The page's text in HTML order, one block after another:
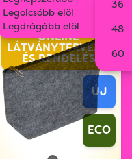
Legolcsóbb elöl
Legdrágább elöl
36
48
60
ONLINE
LÁTVÁNYTERVEZŐ
ÉS RENDELÉS
ÚJ
ECO